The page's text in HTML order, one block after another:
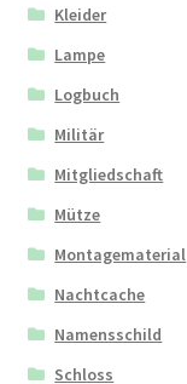
Kleider
Lampe
Logbuch
Militär
Mitgliedschaft
Mütze
Montagematerial
Nachtcache
Namensschild
Schloss